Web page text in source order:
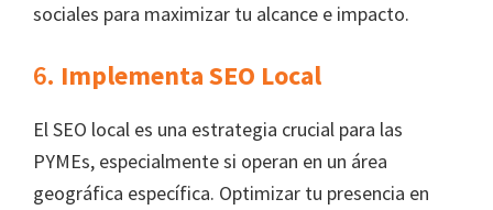
sociales para maximizar tu alcance e impacto.
6. Implementa SEO Local
El SEO local es una estrategia crucial para las
PYMEs, especialmente si operan en un área
geográfica específica. Optimizar tu presencia en